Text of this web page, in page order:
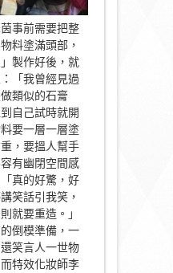
事前需要把整
料塗滿頭部，
製作好後，就
「我曾經見過
類似的石膏
自己試時就開
要一層一層塗
，要搵人幫手
有幽閉空間感
真的好驚，好
笑話引我笑，
就要重造。」
倒模準備，一
笑言人一世物
特效化妝師李